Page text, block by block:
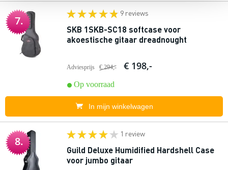
7.
9 reviews
SKB 1SKB-SC18 softcase voor
akoestische gitaar dreadnought
Adviesprijs € 294,- € 198,-
Op voorraad
In mijn winkelwagen
8.
1 review
Guild Deluxe Humidified Hardshell Case
voor jumbo gitaar